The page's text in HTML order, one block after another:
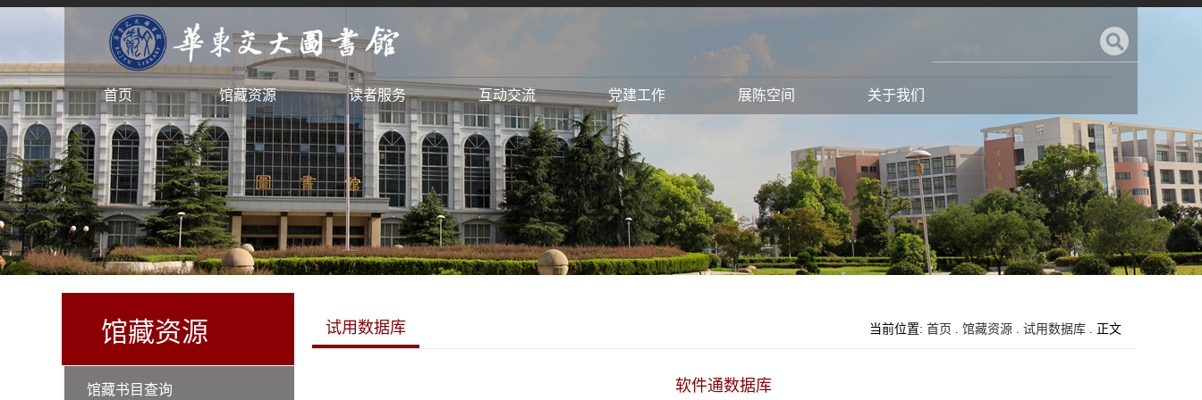
首页 馆藏资源 读者服务 互动交流 党建工作 展陈空间 关于我们
馆藏资源
馆藏书目查询
试用数据库 当前位置: 首页 . 馆藏资源 . 试用数据库 . 正文
软件通数据库